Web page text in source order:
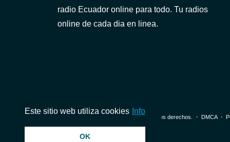
radio Ecuador online para todo. Tu radios
online de cada dia en linea.
© 2026 InstantAudio. Reservados todos los derechos. ・ DMCA・
Este sitio web utiliza cookies Info
OK